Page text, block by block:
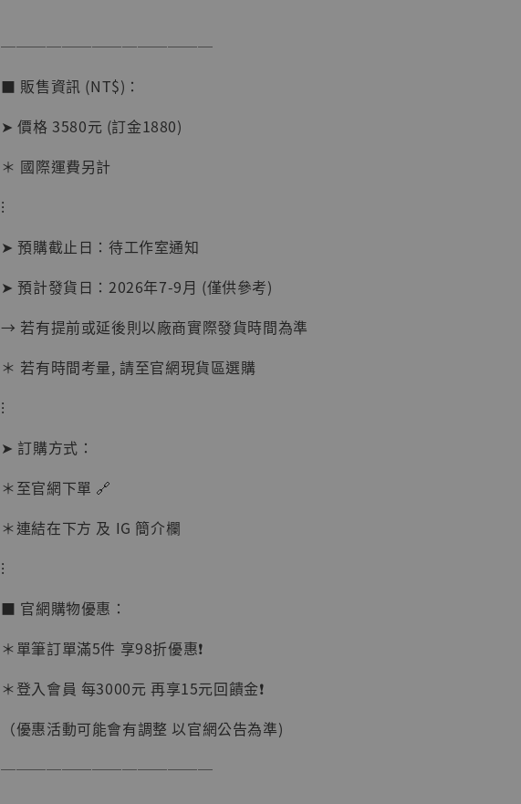
系列蒐藏雕像 布魯
克達摩 [7STARS
Studio]
NT$ 1,870
加購優惠【讓子彈飛 鵝城縣長 張麻子 [BK01]】
可動蒐藏人偶 讓子
彈飛 鵝城縣長 張麻
子 [BK01]
NT$ 5,300
-
──────────────
■ 販售資訊 (NT$)：
➤ 價格 3580元 (訂金1880)
＊ 國際運費另計
⁝
➤ 預購截止日：待工作室通知
➤ 預計發貨日：2026年7-9月 (僅供參考)
→ 若有提前或延後則以廠商實際發貨時間為準
＊ 若有時間考量, 請至官網現貨區選購
⁝
➤ 訂購方式：
＊至官網下單 🔗
＊連結在下方 及 IG 簡介欄
⁝
■ 官網購物優惠：
＊單筆訂單滿5件 享98折優惠❗️
＊登入會員 每3000元 再享15元回饋金❗️
（優惠活動可能會有調整 以官網公告為準)
──────────────